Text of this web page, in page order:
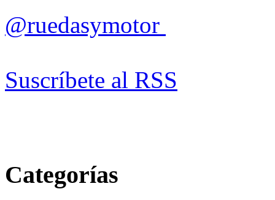
@ruedasymotor
Suscríbete al RSS
Categorías